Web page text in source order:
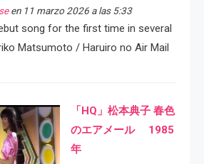
en 11 marzo 2026 a las 5:33
song for the first time in several
Matsumoto / Haruiro no Air Mail
「HQ」松本典子 春色
のエアメール 1985
年